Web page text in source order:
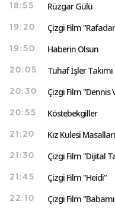
18:55 Rüzgar Gülü
19:20 Çizgi Film
19:50 Haberin Olsun
20:05 Tuhaf İşler Takımı
20:30 Çizgi Film "Dennis
20:55 Köstebekgiller
21:20 Kız Kulesi Masalları
21:30 Çizgi Film "Dijital
21:45 Çizgi Film "Heidi"
22:10 Çizgi Film